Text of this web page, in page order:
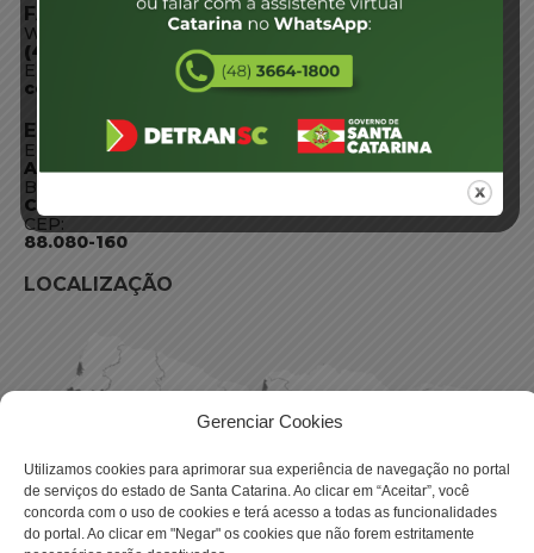
Gerenciar Cookies
Utilizamos cookies para aprimorar sua experiência de navegação no portal
de serviços do estado de Santa Catarina. Ao clicar em “Aceitar”, você
concorda com o uso de cookies e terá acesso a todas as funcionalidades
do portal. Ao clicar em "Negar" os cookies que não forem estritamente
FALE CONOSCO
WhatsApp:
(48) 3664-1800
E-mail:
centraldeinformacoes@detran.sc.gov.br
ENDEREÇO
Endereço:
Av. Almirante Tamandaré - 480
Bairro:
Coqueiros, Florianópolis SC
CEP:
88.080-160
LOCALIZAÇÃO